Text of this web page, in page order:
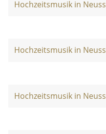
Hochzeitsmusik in Neuss
Hochzeitsmusik in Neuss
Hochzeitsmusik in Neuss